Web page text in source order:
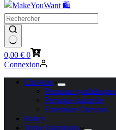
Panier
d’achat
0,00 € 0
Connexion
Cheveux
Perruque synthétiques
Perruque naturelle
Extension Cheveux
Robes
Tenue islamiques